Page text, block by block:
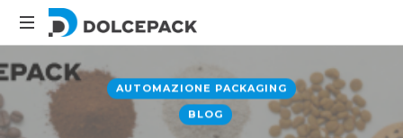
DolcePack
Packaging
Machinery
AUTOMAZIONE PACKAGING
BLOG